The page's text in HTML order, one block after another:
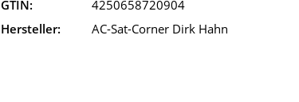
GTIN:
4250658720904
Hersteller:
AC-Sat-Corner Dirk Hahn